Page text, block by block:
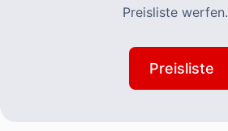
Preisliste werfen.
Preisliste